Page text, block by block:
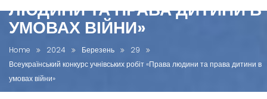
ЛЮДИНИ ТА ПРАВА ДИТИНИ В
УМОВАХ ВІЙНИ»
Home 2024 Березень
29
Всеукраїнський конкурс учнівських робіт «Права людини та права дитини в
умовах війни»